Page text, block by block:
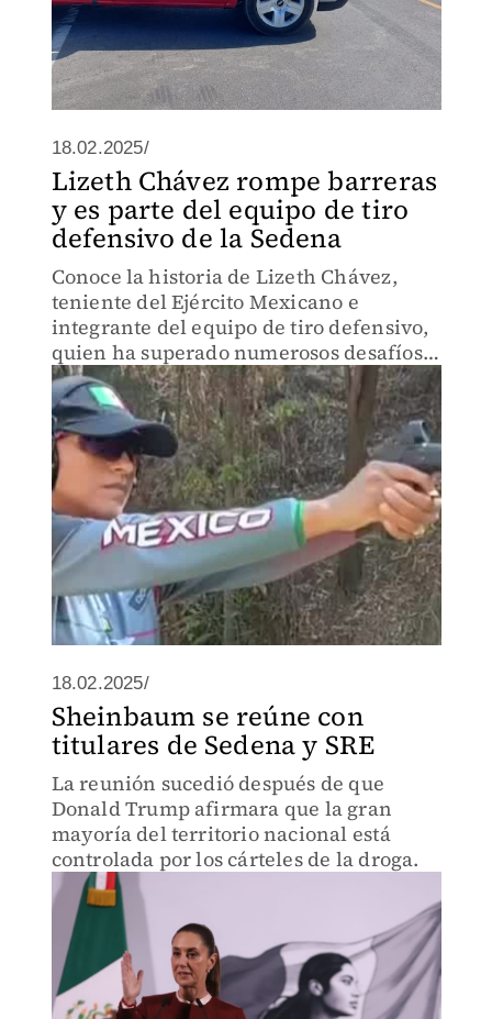
18.02.2025/
Lizeth Chávez rompe barreras
y es parte del equipo de tiro
defensivo de la Sedena
Conoce la historia de Lizeth Chávez,
teniente del Ejército Mexicano e
integrante del equipo de tiro defensivo,
quien ha superado numerosos desafíos y
barreras.
18.02.2025/
Sheinbaum se reúne con
titulares de Sedena y SRE
La reunión sucedió después de que
Donald Trump afirmara que la gran
mayoría del territorio nacional está
controlada por los cárteles de la droga.